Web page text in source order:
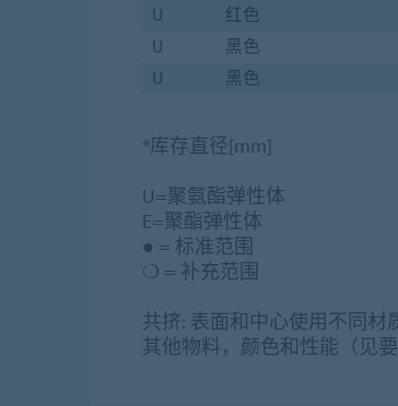
U
红色
U
黑色
U
黑色
*库存直径[mm]
U=聚氨酯弹性体
E=聚酯弹性体
● = 标准范围
❍ = 补充范围
共挤: 表面和中心使用不同材
其他物料，颜色和性能（见要